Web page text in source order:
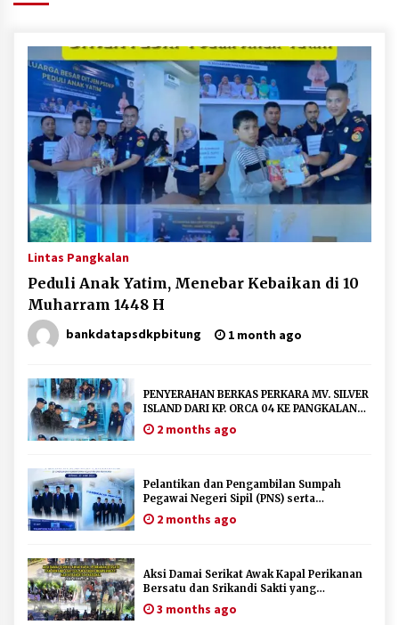
Lintas Pangkalan
Peduli Anak Yatim, Menebar Kebaikan di 10
Muharram 1448 H
bankdatapsdkpbitung 1 month ago
PENYERAHAN BERKAS PERKARA MV. SILVER
ISLAND DARI KP. ORCA 04 KE PANGKALAN
PSDKP BITUNG UNTUK DITINDAK LANJUTI
2 months ago
Pelantikan dan Pengambilan Sumpah
Pegawai Negeri Sipil (PNS) serta
Pengangkatan Pertama Jabatan
Fungsional
2 months ago
Aksi Damai Serikat Awak Kapal Perikanan
Bersatu dan Srikandi Sakti yang
dilaksanakan di Pangkalan PSDKP Bitung
3 months ago